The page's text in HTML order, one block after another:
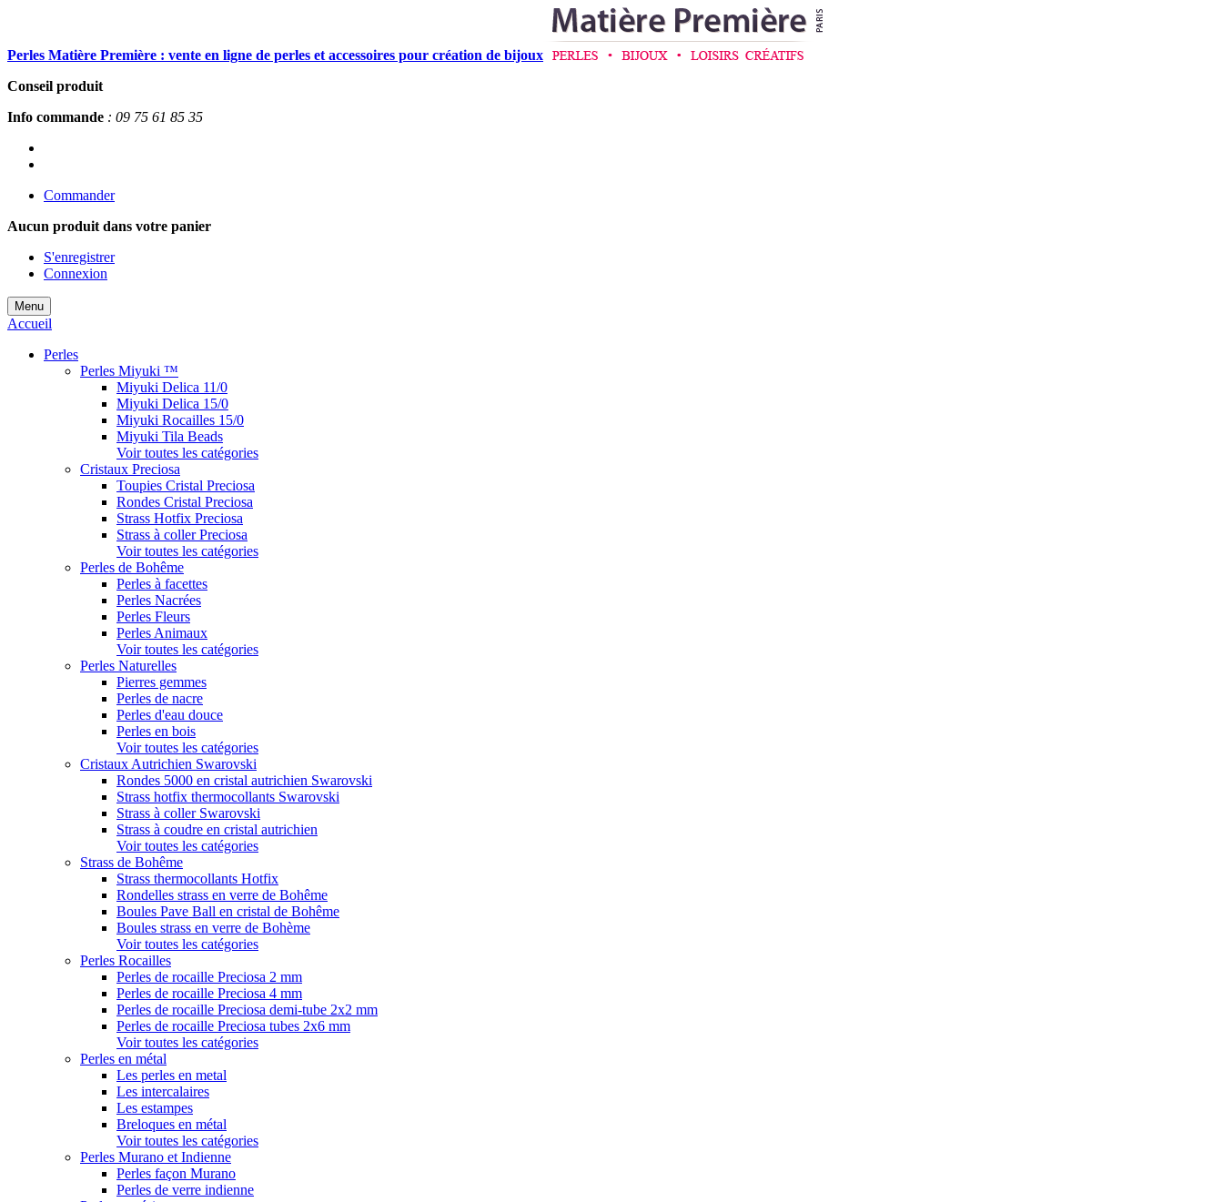
Perles Matière Première : vente en ligne de perles et accessoires pour création de bijoux
Conseil produit
Info commande : 09 75 61 85 35
Commander
Aucun produit dans votre panier
S'enregistrer
Connexion
Menu
Accueil
Perles
Perles Miyuki ™
Miyuki Delica 11/0
Miyuki Delica 15/0
Miyuki Rocailles 15/0
Miyuki Tila Beads
Voir toutes les catégories
Cristaux Preciosa
Toupies Cristal Preciosa
Rondes Cristal Preciosa
Strass Hotfix Preciosa
Strass à coller Preciosa
Voir toutes les catégories
Perles de Bohême
Perles à facettes
Perles Nacrées
Perles Fleurs
Perles Animaux
Voir toutes les catégories
Perles Naturelles
Pierres gemmes
Perles de nacre
Perles d'eau douce
Perles en bois
Voir toutes les catégories
Cristaux Autrichien Swarovski
Rondes 5000 en cristal autrichien Swarovski
Strass hotfix thermocollants Swarovski
Strass à coller Swarovski
Strass à coudre en cristal autrichien
Voir toutes les catégories
Strass de Bohême
Strass thermocollants Hotfix
Rondelles strass en verre de Bohême
Boules Pave Ball en cristal de Bohême
Boules strass en verre de Bohème
Voir toutes les catégories
Perles Rocailles
Perles de rocaille Preciosa 2 mm
Perles de rocaille Preciosa 4 mm
Perles de rocaille Preciosa demi-tube 2x2 mm
Perles de rocaille Preciosa tubes 2x6 mm
Voir toutes les catégories
Perles en métal
Les perles en metal
Les intercalaires
Les estampes
Breloques en métal
Voir toutes les catégories
Perles Murano et Indienne
Perles façon Murano
Perles de verre indienne